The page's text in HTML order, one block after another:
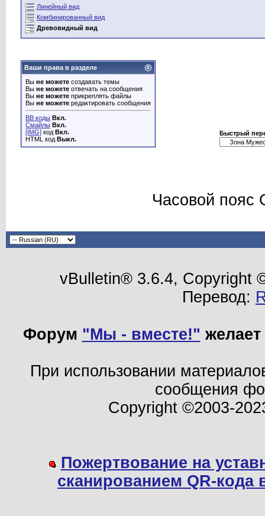
Линейный вид
Комбинированный вид
Древовидный вид
Ваши права в разделе
Вы не можете создавать темы
Вы не можете отвечать на сообщения
Вы не можете прикреплять файлы
Вы не можете редактировать сообщения
BB коды Вкл.
Смайлы Вкл.
[IMG] код Вкл.
HTML код Выкл.
Быстрый
Часовой пояс
vBulletin® 3.6.4, Copyright
Перевод:
Форум "Мы - вместе!"
При использовании
сообщения
Copyright ©2003-
Пожертвование на
сканированием QR-